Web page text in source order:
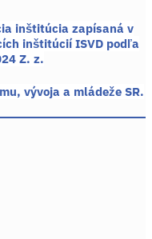
inštitúcia zapísaná v
inštitúcií ISVD podľa
Z. z.
vývoja a mládeže SR.